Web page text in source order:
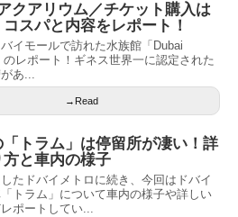
クアリウム／チケット購入は
スパと内容をレポート！
イモールで訪れた水族館「Dubai
のレポート！ギネス世界一に認定された
あ...
→Read
「トラム」は停留所が凄い！詳
方と車内の様子
たドバイメトロに続き、今回はドバイ
トラム」について車内の様子や詳しい
ポートしてい...